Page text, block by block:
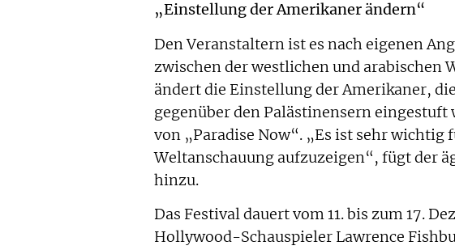
„Einstellung der Amerikaner ändern“
Den Veranstaltern ist es nach eigenen
zwischen der westlichen und arabischen
ändert die Einstellung der Amerikaner,
gegenüber den Palästinensern
von „Paradise Now“. „Es ist sehr wichtig
Weltanschauung aufzuzeigen“, fügt der
hinzu.
Das Festival dauert vom 11. bis zum 17.
Hollywood-Schauspieler Lawrence